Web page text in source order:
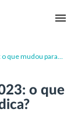
que mudou para
o que